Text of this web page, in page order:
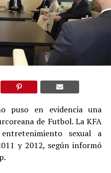
puso en evidencia una
de Futbol. La KFA
sexual a
y 2012, según informó